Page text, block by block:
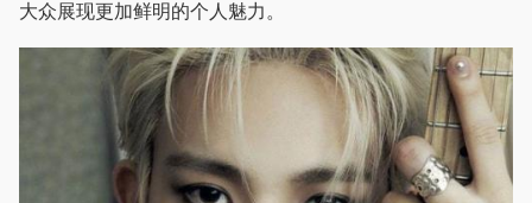
大众展现更加鲜明的个人魅力。